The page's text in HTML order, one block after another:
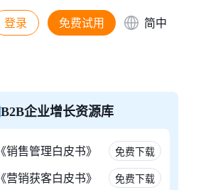
登录 免费试用 简中
B2B企业增长资源库
《销售管理白皮书》 免费下载
《营销获客白皮书》 免费下载